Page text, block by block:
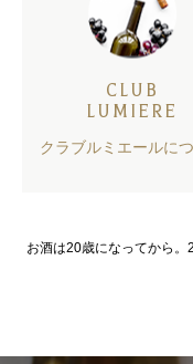
CLUB
LUMIERE
クラブルミエールに
お酒は20歳になってから